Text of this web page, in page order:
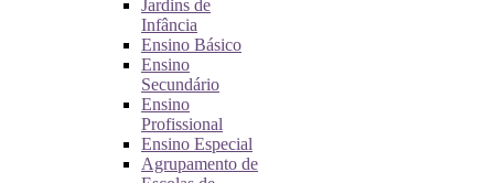
Jardins de
Infância
Ensino Básico
Ensino
Secundário
Ensino
Profissional
Ensino Especial
Agrupamento de